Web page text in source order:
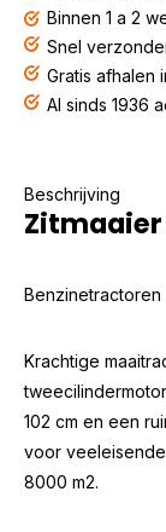
Binnen 1 a 2
Snel
Gratis afhalen
Al sinds 1936
Beschrijving
Zitmaaier
Benzinetractoren
Krachtige
102 cm en een
voor
8000 m2.